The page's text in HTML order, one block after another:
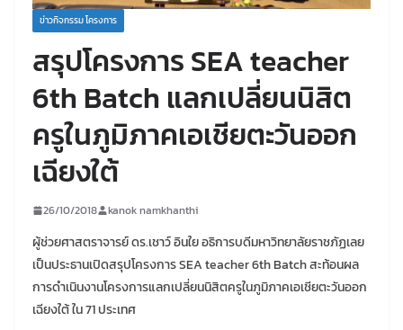
ข่าวกิจกรรม โครงการ
สรุปโครงการ SEA teacher
6th Batch แลกเปลี่ยนนิสิต
ครูในภูมิภาคเอเชียตะวันออก
เฉียงใต้
26/10/2018 kanok namkhanthi
ผู้ช่วยศาสตราจารย์ ดร.เชาว์ อินใย อธิการบดีมหาวิทยาลัยราชภัฏเลย
เป็นประธานเปิดสรุปโครงการ SEA teacher 6th Batch สะท้อนผล
การดำเนินงานโครงการแลกเปลี่ยนนิสิตครูในภูมิภาคเอเชียตะวันออก
เฉียงใต้ ใน 71 ประเทศ